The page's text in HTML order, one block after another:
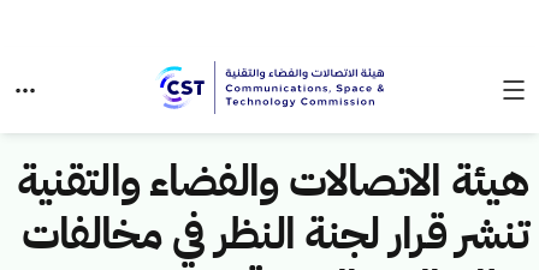
هيئة الاتصالات والفضاء والتقنية
تنشر قرار لجنة النظر في مخالفات